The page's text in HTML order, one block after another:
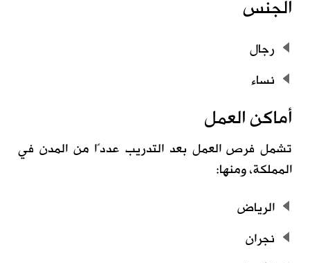
الجنس
رجال
نساء
أماكن العمل
تشمل فرص العمل بعد التدريب عددًا من المدن في
المملكة، ومنها:
الرياض
نجران